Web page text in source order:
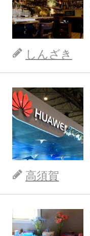
しんざき
高須賀